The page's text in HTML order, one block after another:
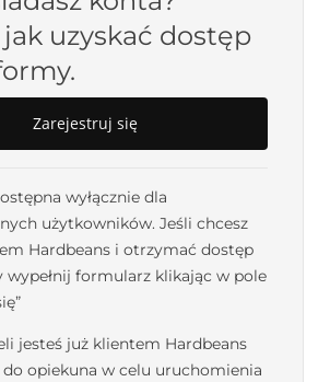
uzyskać dostęp
Zarejestruj się
wyłącznie dla
użytkowników. Jeśli chcesz
Hardbeans i otrzymać dostęp
formularz klikając w pole
jesteś już klientem Hardbeans
opiekuna w celu uruchomienia